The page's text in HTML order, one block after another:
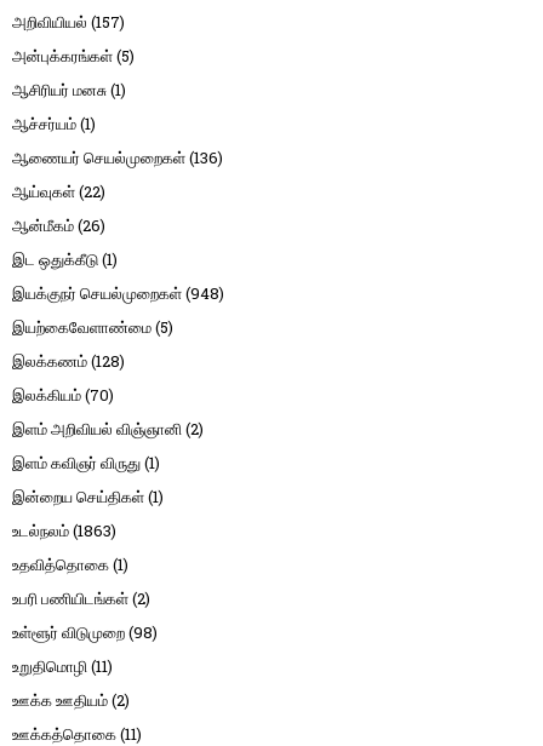
அறிவியியல் (157)
அன்புக்கரங்கள்(5)
ஆசிரியர் மனசு(1)
ஆச்சர்யம்(1)
ஆணையர் செயல்முறைகள்(136)
ஆய்வுகள்(22)
ஆன்மீகம்(26)
இட ஒதுக்கீடு(1)
இயக்குநர் செயல்முறைகள்(948)
இயற்கைவேளாண்மை(5)
இலக்கணம்(128)
இலக்கியம்(70)
இளம் அறிவியல் விஞ்ஞானி(2)
இளம் கவிஞர் விருது(1)
இன்றைய செய்திகள்(1)
உடல்நலம்(1863)
உதவித்தொகை(1)
உபரி பணியிடங்கள்(2)
உள்ளூர் விடுமுறை(98)
உறுதிமொழி(11)
ஊக்க ஊதியம்(2)
ஊக்கத்தொகை(11)